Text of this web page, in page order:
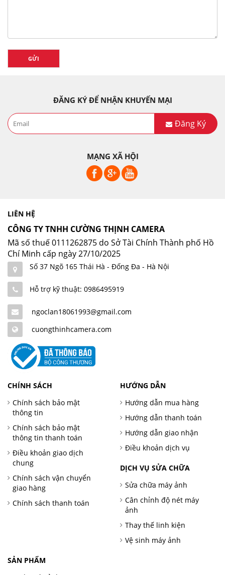
GỬI
ĐĂNG KÝ ĐỂ NHẬN KHUYẾN MẠI
Đăng Ký
MẠNG XÃ HỘI
LIÊN HỆ
CÔNG TY TNHH CƯỜNG THỊNH CAMERA
Mã số thuế 0111262875 do Sở Tài Chính Thành phố Hồ
Chí Minh cấp ngày 27/10/2025
Số 37 Ngõ 165 Thái Hà - Đống Đa - Hà Nội
Hỗ trợ kỹ thuật: 0986495919
ngoclan18061993@gmail.com
cuongthinhcamera.com
CHÍNH SÁCH
Chính sách bảo mật
thông tin
Chính sách bảo mật
thông tin thanh toán
Điều khoản giao dịch
chung
Chính sách vận chuyển
giao hàng
Chính sách thanh toán
HƯỚNG DẪN
Hướng dẫn mua hàng
Hướng dẫn thanh toán
Hướng dẫn giao nhận
Điều khoản dịch vụ
DỊCH VỤ SỬA CHỮA
Sửa chữa máy ảnh
Cân chỉnh độ nét máy
ảnh
Thay thế linh kiện
Vệ sinh máy ảnh
SẢN PHẨM